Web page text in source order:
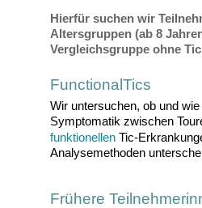
Hierfür suchen wir
Altersgruppen (ab 8
Vergleichsgruppe ohne
FunctionalTics
Wir untersuchen, ob und
Symptomatik zwischen
funktionellen Tic-
Analysemethoden
Frühere